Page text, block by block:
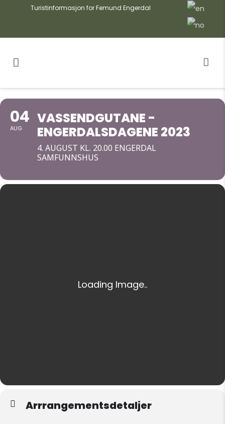
Turistinformasjon for Femund Engerdal
04
AUG
VASSENDGUTANE -
ENGERDALSDAGENE 2023
4. AUGUST KL. 20.00 ENGERDAL
SAMFUNNSHUS
Arrrangementsdetaljer